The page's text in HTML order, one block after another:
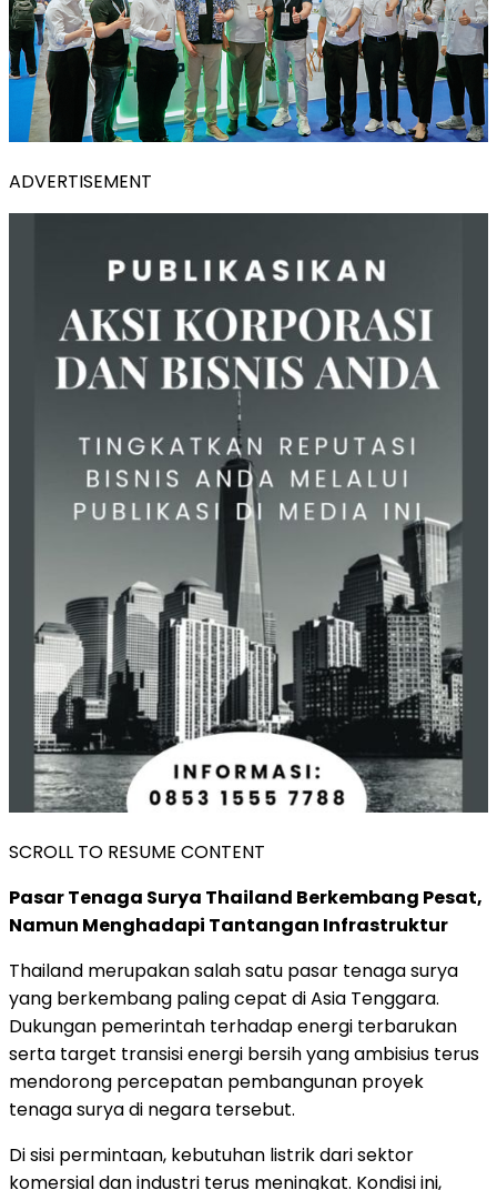
ADVERTISEMENT
SCROLL TO RESUME CONTENT
Pasar Tenaga Surya Thailand Berkembang Pesat,
Namun Menghadapi Tantangan Infrastruktur
Thailand merupakan salah satu pasar tenaga surya
yang berkembang paling cepat di Asia Tenggara.
Dukungan pemerintah terhadap energi terbarukan
serta target transisi energi bersih yang ambisius terus
mendorong percepatan pembangunan proyek
tenaga surya di negara tersebut.
Di sisi permintaan, kebutuhan listrik dari sektor
komersial dan industri terus meningkat. Kondisi ini,